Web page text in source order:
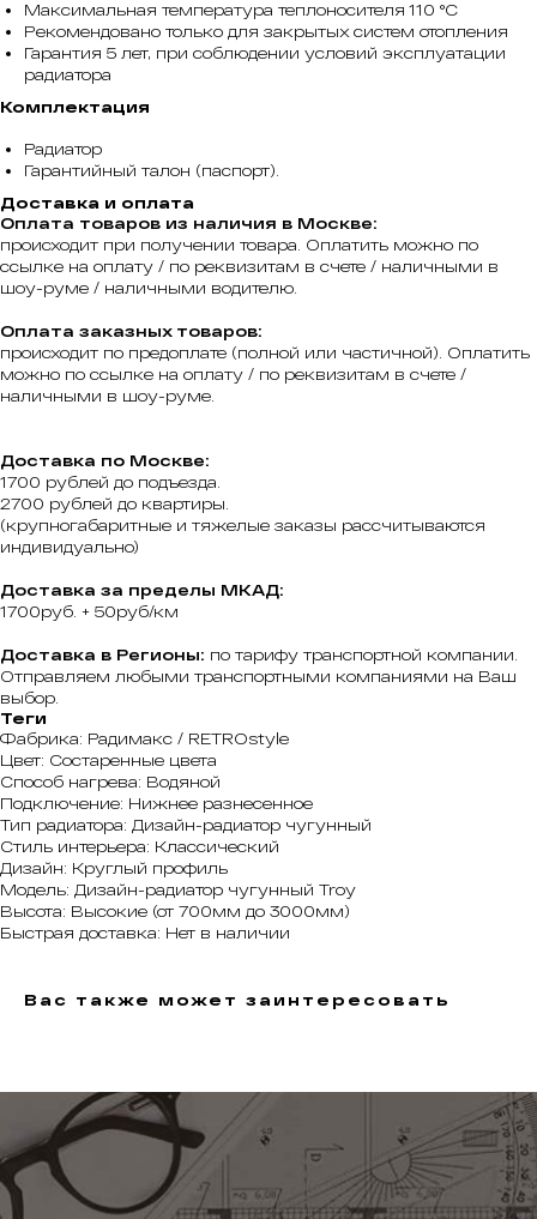
Максимальная температура теплоносителя 110 °С
Рекомендовано только для закрытых систем отопления
Гарантия 5 лет, при соблюдении условий эксплуатации
радиатора
Комплектация
Радиатор
Гарантийный талон (паспорт).
Доставка и оплата
Оплата товаров из наличия в Москве:
происходит при получении товара. Оплатить можно по
ссылке на оплату / по реквизитам в счете / наличными в
шоу-руме / наличными водителю.
Оплата заказных товаров:
происходит по предоплате (полной или частичной). Оплатить
можно по ссылке на оплату / по реквизитам в счете /
наличными в шоу-руме.
Доставка по Москве:
1700 рублей до подъезда.
2700 рублей до квартиры.
(крупногабаритные и тяжелые заказы рассчитываются
индивидуально)
Доставка за пределы МКАД:
1700руб. + 50руб/км
Доставка в Регионы: по тарифу транспортной компании.
Отправляем любыми транспортными компаниями на Ваш
выбор.
Теги
Фабрика: Радимакс / RETROstyle
Цвет: Состаренные цвета
Способ нагрева: Водяной
Подключение: Нижнее разнесенное
Тип радиатора: Дизайн-радиатор чугунный
Стиль интерьера: Классический
Дизайн: Круглый профиль
Модель: Дизайн-радиатор чугунный Troy
Высота: Высокие (от 700мм до 3000мм)
Быстрая доставка: Нет в наличии
Вас также может заинтересовать